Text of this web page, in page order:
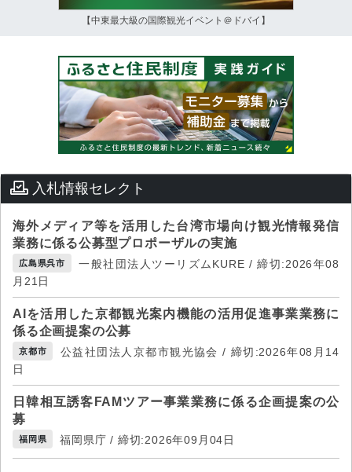
【中東最大級の国際観光イベント＠ドバイ】
入札情報セレクト
海外メディア等を活用した台湾市場向け観光情報発信
業務に係る公募型プロポーザルの実施
広島県呉市
一般社団法人ツーリズムKURE / 締切:2026年08
月21日
AIを活用した京都観光案内機能の活用促進事業業務に
係る企画提案の公募
京都市
公益社団法人京都市観光協会 / 締切:2026年08月14
日
日韓相互誘客FAMツアー事業業務に係る企画提案の公
募
福岡県 福岡県庁 / 締切:2026年09月04日